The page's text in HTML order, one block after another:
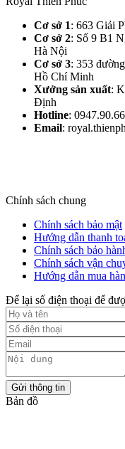
Cơ sở 1: 663 Giải
Cơ sở 2: Số 9 B1
Hà Nội​
Cơ sở 3: 353
Hồ Chí Minh
Xưởng sản xuất:
Định​
Hotline:
Email:
Chính sách chung
Chính sách bảo mật
Hướng dẫn thanh
Chính sách bảo
Chính sách vận
Hướng dẫn mua
Để lại số điện thoại để
Gửi thông tin
Bản đồ